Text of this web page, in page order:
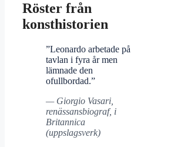
Röster från
konsthistorien
”Leonardo arbetade på
tavlan i fyra år men
lämnade den
ofullbordad.”
— Giorgio Vasari,
renässansbiograf, i
Britannica
(uppslagsverk)